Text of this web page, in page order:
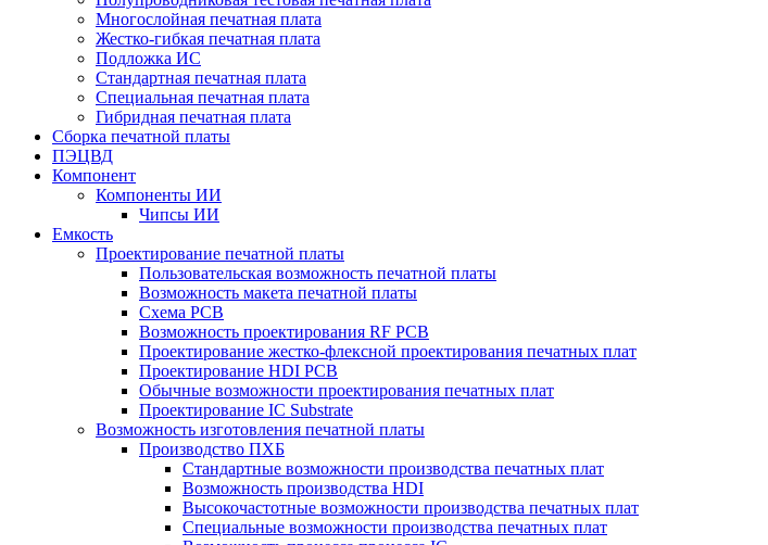
Многослойная печатная плата
Жестко-гибкая печатная плата
Подложка ИС
Стандартная печатная плата
Специальная печатная плата
Гибридная печатная плата
Сборка печатной платы
ПЭЦВД
Компонент
Компоненты ИИ
Чипсы ИИ
Емкость
Проектирование печатной платы
Пользовательская возможность печатной платы
Возможность макета печатной платы
Схема PCB
Возможность проектирования RF PCB
Проектирование жестко-флексной проектирования печатных плат
Проектирование HDI PCB
Обычные возможности проектирования печатных плат
Проектирование IC Substrate
Возможность изготовления печатной платы
Производство ПХБ
Стандартные возможности производства печатных плат
Возможность производства HDI
Высокочастотные возможности производства печатных плат
Специальные возможности производства печатных плат